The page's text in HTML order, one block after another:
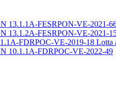
13.1.1A-FESRPON-VE-2021-
13.1.2A-FESRPON-VE-2021-
FDRPOC-VE-2019-18 Lotta
10.1.1A-FDRPOC-VE-2022-49